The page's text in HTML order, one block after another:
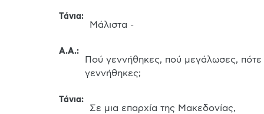
Τάνια:
Μάλιστα -
Α.Α.:
Πού γεννήθηκες, πού μεγάλωσες, πότε
γεννήθηκες;
Τάνια:
Σε μια επαρχία της Μακεδονίας,